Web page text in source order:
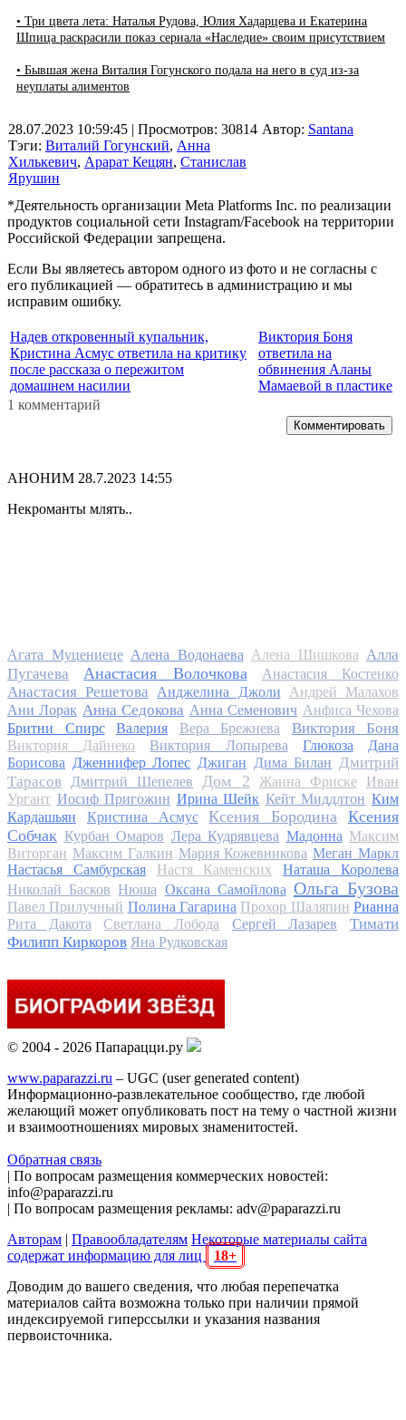
• Три цвета лета: Наталья Рудова, Юлия Хадарцева и Екатерина
Шпица раскрасили показ сериала «Наследие» своим присутствием
• Бывшая жена Виталия Гогунского подала на него в суд из-за
неуплаты алиментов
28.07.2023 10:59:45 | Просмотров: 30814
Тэги: Виталий Гогунский, Анна
Хилькевич, Арарат Кещян, Станислав
Ярушин
Автор: Santana
*Деятельность организации Meta Platforms Inc. по реализации
продуктов социальной сети Instagram/Facebook на территории
Российской Федерации запрещена.
Если Вы являетесь автором одного из фото и не согласны с
его публикацией — обратитесь в администрацию и мы
исправим ошибку.
Надев откровенный купальник,
Кристина Асмус ответила на критику
после рассказа о пережитом
домашнем насилии
Виктория Боня
ответила на
обвинения Аланы
Мамаевой в пластике
1 комментарий
Комментировать
АНОНИМ 28.7.2023 14:55
Некроманты млять..
Агата Муцениеце Алена Водонаева Алена Шишкова Алла
Пугачева
Анастасия Волочкова Анастасия Костенко
Анастасия Решетова Анджелина Джоли
Андрей Малахов
Ани Лорак Анна Седокова Анна Семенович Анфиса Чехова
Бритни Спирс
Валерия Вера Брежнева Виктория Боня
Виктория Дайнеко Виктория Лопырева Глюкоза
Дана
Борисова Дженнифер Лопес Джиган Дима Билан
Дмитрий
Тарасов
Дмитрий Шепелев Дом 2 Жанна Фриске
Иван
Ургант Иосиф Пригожин Ирина Шейк Кейт Миддлтон Ким
Кардашьян
Кристина Асмус Ксения Бородина
Ксения
Собчак Курбан Омаров Лера Кудрявцева Мадонна Максим
Виторган Максим Галкин Мария Кожевникова Меган Маркл
Настасья Самбурская
Настя Каменских
Наташа Королева
Николай Басков Нюша Оксана Самойлова Ольга Бузова
Павел Прилучный Полина Гагарина Прохор Шаляпин Рианна
Рита Дакота
Светлана Лобода Сергей Лазарев
Тимати
Филипп Киркоров Яна Рудковская
© 2004 - 2026 Папарацци.ру
www.paparazzi.ru – UGC (user generated content)
Информационно-развлекательное сообщество, где любой
желающий может опубликовать пост на тему о частной жизни
и взаимоотношениях мировых знаменитостей.
Обратная связь
| По вопросам размещения коммерческих новостей:
info@paparazzi.ru
| По вопросам размещения рекламы: adv@paparazzi.ru
Авторам | Правообладателям Некоторые материалы сайта
содержат информацию для лиц
18+
Доводим до вашего сведения, что любая перепечатка
материалов сайта возможна только при наличии прямой
индексируемой гиперссылки и указания названия
первоисточника.